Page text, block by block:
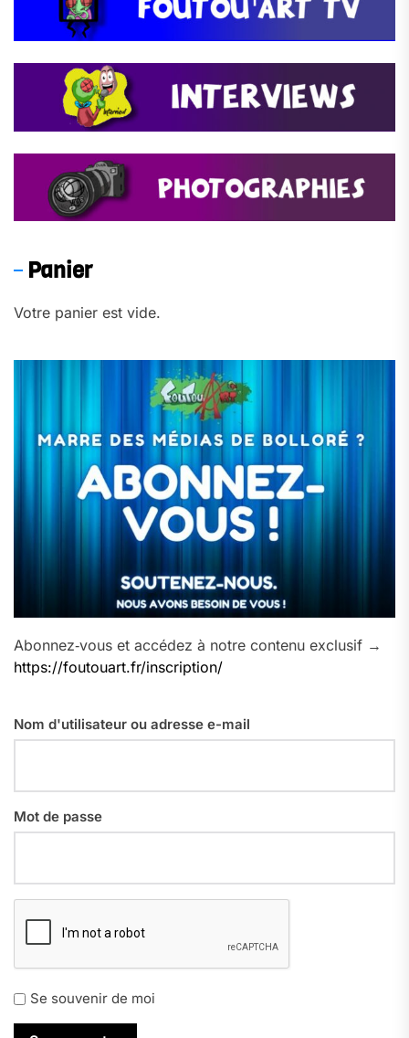
Panier
Votre panier est vide.
Abonnez‑vous et accédez à notre contenu exclusif →
https://foutouart.fr/inscription/
Nom d'utilisateur ou adresse e-mail
Mot de passe
Se souvenir de moi